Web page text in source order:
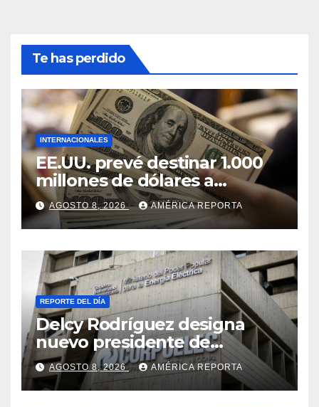
Te has perdido
INTERNACIONALES
EE.UU. prevé destinar 1.000
millones de dólares a
Colombia para un paquete
de seguridad
AGOSTO 8, 2026 AMÉRICA REPORTA
REPORTE DEL DÍA
Delcy Rodríguez designa
nuevo presidente de
Corpoelec y nuevo
viceministro de Servicios
Eléctricos
AGOSTO 8, 2026 AMÉRICA REPORTA